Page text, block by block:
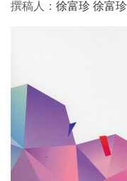
撰稿人： 徐富珍 徐富珍